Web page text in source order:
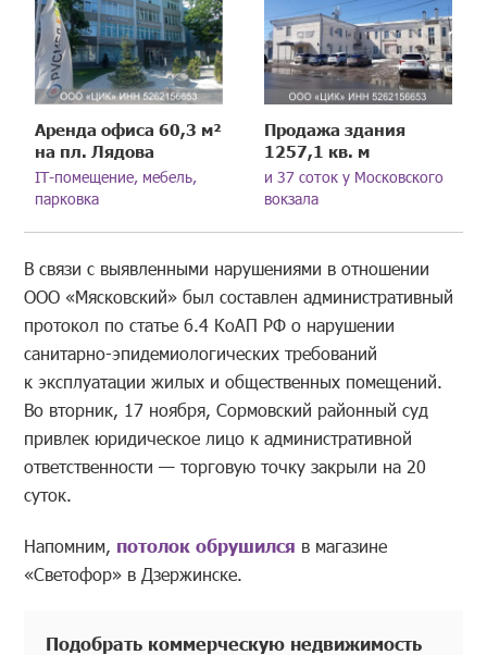
Аренда офиса 60,3 м²
на пл. Лядова
IT-помещение, мебель,
парковка
Продажа здания
1257,1 кв. м
и 37 соток у Московского
вокзала
В связи с выявленными нарушениями в отношении
ООО «Мясковский» был составлен административный
протокол по статье 6.4 КоАП РФ о нарушении
санитарно-эпидемиологических требований
к эксплуатации жилых и общественных помещений.
Во вторник, 17 ноября, Сормовский районный суд
привлек юридическое лицо к административной
ответственности — торговую точку закрыли на 20
суток.
Напомним, потолок обрушился в магазине
«Светофор» в Дзержинске.
Подобрать коммерческую недвижимость